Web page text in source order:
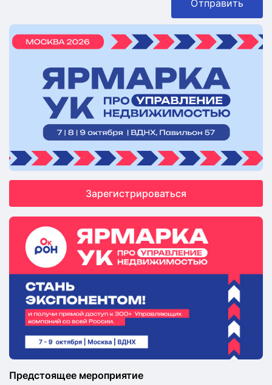
Отправить
Зарегистрироваться
Предстоящее мероприятие